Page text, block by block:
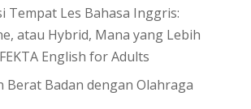
Tempat Les Bahasa Inggris:
atau Hybrid, Mana yang Lebih
English for Adults
Berat Badan dengan Olahraga